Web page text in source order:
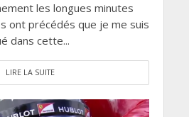
les longues minutes
ont précédés que je me suis
dans cette...
LIRE LA SUITE